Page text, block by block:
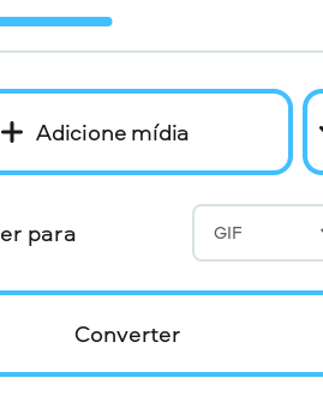
Adicione mídia
para GIF
Converter